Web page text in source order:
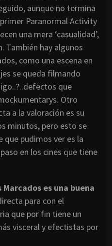
aunque no termina
Paranormal Activity
una mera ‘casualidad’,
También hay algunos
como una escena en
se queda filmando
que
Otro
a la valoración es su
minutos, pero esto se
que pudimos ver es la
en los cines que tiene
es una buena
para con el
que por fin tiene un
visceral y efectistas por